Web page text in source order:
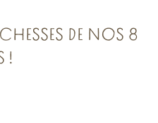
DE NOS 8
!